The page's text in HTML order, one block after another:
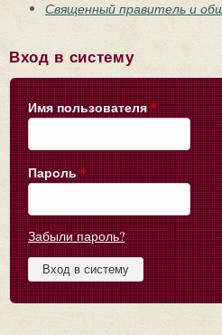
Священный правитель и
Вход в систему
Имя пользователя *
Пароль *
Забыли пароль?